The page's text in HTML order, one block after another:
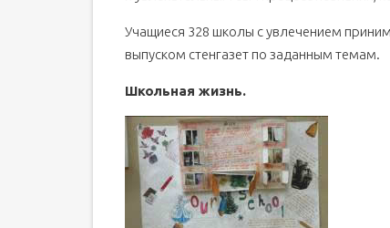
Учащиеся 328 школы с увлечением
выпуском стенгазет по заданным темам.
Школьная жизнь.